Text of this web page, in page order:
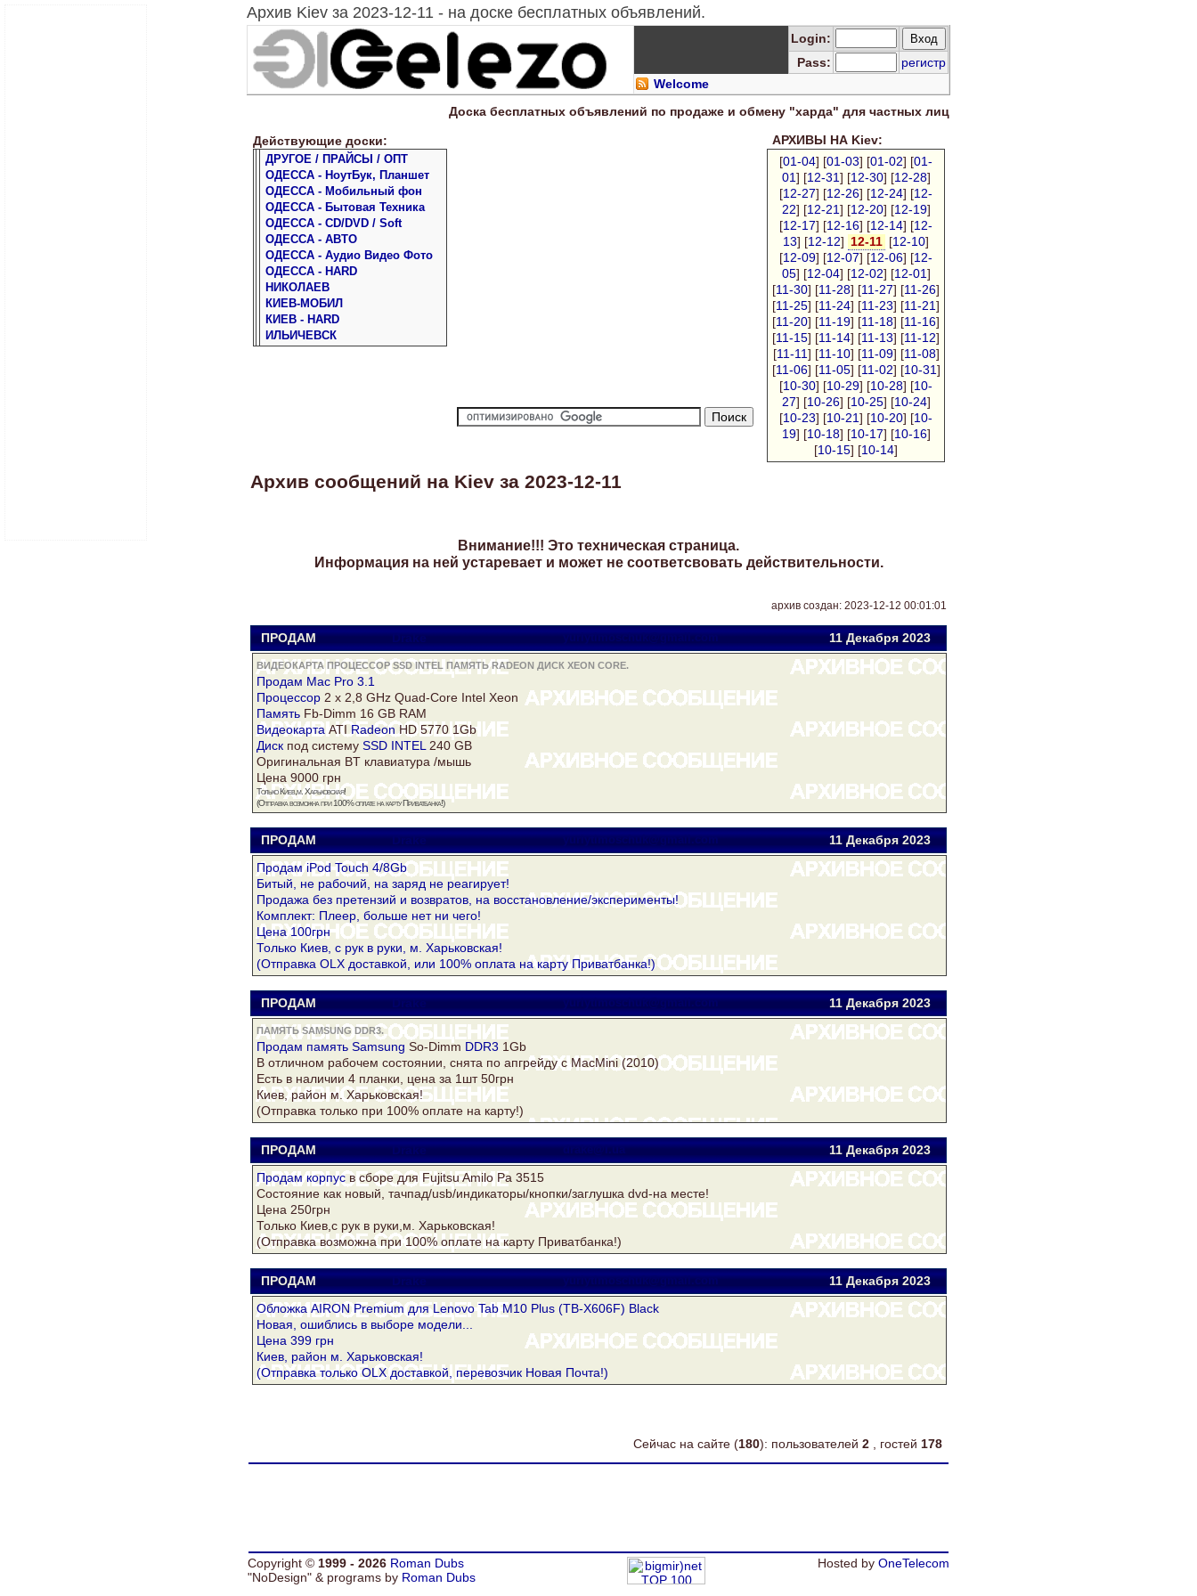
Архив Kiev за 2023-12-11 - на доске бесплатных объявлений.
Login:
Pass:
регистр
Welcome
Доска бесплатных объявлений по продаже и обмену "харда" для частных лиц
Действующие доски:
ДРУГОЕ / ПРАЙСЫ / ОПТ
ОДЕССА - НоутБук, Планшет
ОДЕССА - Мобильный фон
ОДЕССА - Бытовая Техника
ОДЕССА - CD/DVD / Soft
ОДЕССА - АВТО
ОДЕССА - Аудио Видео Фото
ОДЕССА - HARD
НИКОЛАЕВ
КИЕВ-МОБИЛ
КИЕВ - HARD
ИЛЬИЧЕВСК
АРХИВЫ НА Kiev:
[01-04] [01-03] [01-02] [01-
01] [12-31] [12-30] [12-28]
[12-27] [12-26] [12-24] [12-
22] [12-21] [12-20] [12-19]
[12-17] [12-16] [12-14] [12-
13] [12-12] 12-11 [12-10]
[12-09] [12-07] [12-06] [12-
05] [12-04] [12-02] [12-01]
[11-30] [11-28] [11-27] [11-26]
[11-25] [11-24] [11-23] [11-21]
[11-20] [11-19] [11-18] [11-16]
[11-15] [11-14] [11-13] [11-12]
[11-11] [11-10] [11-09] [11-08]
[11-06] [11-05] [11-02] [10-31]
[10-30] [10-29] [10-28] [10-
27] [10-26] [10-25] [10-24]
[10-23] [10-21] [10-20] [10-
19] [10-18] [10-17] [10-16]
[10-15] [10-14]
Архив сообщений на Kiev за 2023-12-11
Внимание!!! Это техническая страница.
Информация на ней устаревает и может не соответсвовать действительности.
архив создан: 2023-12-12 00:01:01
ПРОДАМ Drake yuriytimoschuk@gmail.com 11 Декабря2023
ВИДЕОКАРТА ПРОЦЕССОР SSD INTEL ПАМЯТЬ RADEON ДИСК XEON CORE.
Продам Mac Pro 3.1
Процессор 2 x 2,8 GHz Quad-Core Intel Xeon
Память Fb-Dimm 16 GB RAM
Видеокарта ATIRadeon HD 5770 1Gb
Диск под систему SSD INTEL 240 GB
Оригинальная BT клавиатура /мышь
Цена 9000 грн
Только Киев,м. Харьковская!
(Отправка возможна при 100% оплате на карту Приватбанка!)
ПРОДАМ Drake yuriytimoschuk@gmail.com 11 Декабря2023
Продам iPod Touch 4/8Gb
Битый, не рабочий, на заряд не реагирует!
Продажа без претензий и возвратов, на восстановление/эксперименты!
Комплект: Плеер, больше нет ни чего!
Цена 100грн
Только Киев, с рук в руки, м. Харьковская!
(Отправка OLX доставкой, или 100% оплата на карту Приватбанка!)
ПРОДАМ Drake yuriytimoschuk@gmail.com 11 Декабря2023
ПАМЯТЬ SAMSUNG DDR3.
Продам память Samsung So-Dimm DDR3 1Gb
В отличном рабочем состоянии, снята по апгрейду с MacMini (2010)
Есть в наличии 4 планки, цена за 1шт 50грн
Киев, район м. Харьковская!
(Отправка только при 100% оплате на карту!)
ПРОДАМ Drake drake@i.ua 11 Декабря2023
Продамкорпусв сборе для Fujitsu Amilo Pa 3515
Состояние как новый, тачпад/usb/индикаторы/кнопки/заглушка dvd-на месте!
Цена 250грн
Только Киев,с рук в руки,м. Харьковская!
(Отправка возможна при 100% оплате на карту Приватбанка!)
ПРОДАМ Drake yuriytimoschuk@gmail.com 11 Декабря2023
Обложка AIRON Premium для Lenovo Tab M10 Plus (TB-X606F) Black
Новая, ошиблись в выборе модели...
Цена 399 грн
Киев, район м. Харьковская!
(Отправка только OLX доставкой, перевозчик Новая Почта!)
Сейчас на сайте (180): пользователей 2 , гостей 178
Copyright © 1999 - 2026 Roman Dubs
"NoDesign" & programs by Roman Dubs
Hosted by OneTelecom